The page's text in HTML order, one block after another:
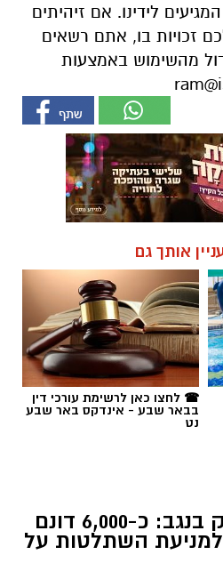
לידינו. אם זיהיתים
זכויות בו, אתם רשאים
מהשימוש באמצעות
אותך גם
☎ לחצו כאן לרשימת עורכי דין
בבאר שבע - אינדקס באר שבע
נט
מבצע נטיעות ענק בנגב: כ-6,000 דונם
למניעת השתלטות על